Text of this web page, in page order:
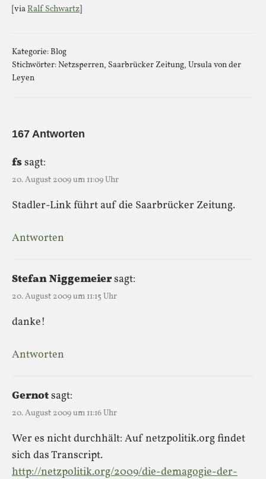
[viaRalf Schwartz]
Kategorie:Blog
Stichwörter: Netzsperren, Saarbrücker Zeitung, Ursula von der
Leyen
167 Antworten
fssagt:
20. August 2009 um 11:09 Uhr
Stadler-Link führt auf die Saarbrücker Zeitung.
Antworten
Stefan Niggemeiersagt:
20. August 2009 um 11:15 Uhr
danke!
Antworten
Gernotsagt:
20. August 2009 um 11:16 Uhr
Wer es nicht durchhält: Auf netzpolitik.org findet
sich das Transcript.
http://netzpolitik.org/2009/die-demagogie-der-